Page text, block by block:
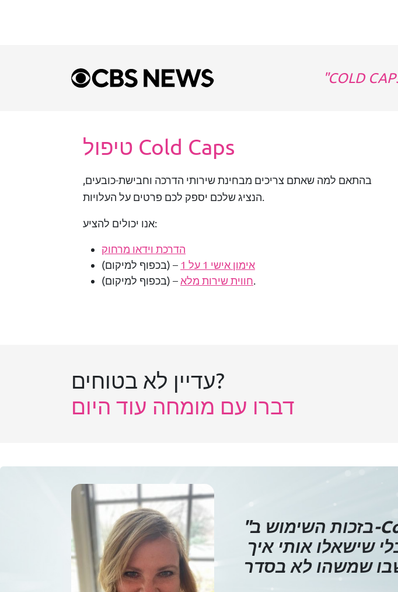
טיפול Cold Caps
בהתאם למה שאתם צריכים מבחינת שירותי הדרכה וחבישת-כובעים,
הנציג שלכם יספק לכם פרטים על העלויות.
אנו יכולים להציע:
הדרכת וידאו מרחוק
אימון אישי 1 על 1
– (בכפוף למיקום)
חווית שירות מלא
עדיין לא בטוחים?
דברו עם מומחה עוד היום
"בזכות השימוש ב-Cold Caps לא הייתי צריכה להסתכל במראה
שישאלו אותי איך
שמשהו לא בסדר